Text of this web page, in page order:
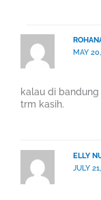
MAY
kalau di
trm kasih.
ELLY
JULY